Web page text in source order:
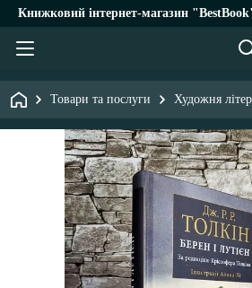
Книжковий інтернет-магазин
Товари та послуги Художня